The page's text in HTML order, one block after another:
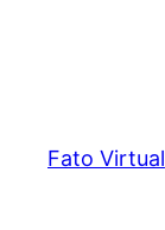
Fato Virtual